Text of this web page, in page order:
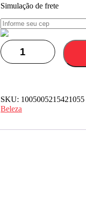
Simulação de frete
SKU: 1005005215421055
Beleza